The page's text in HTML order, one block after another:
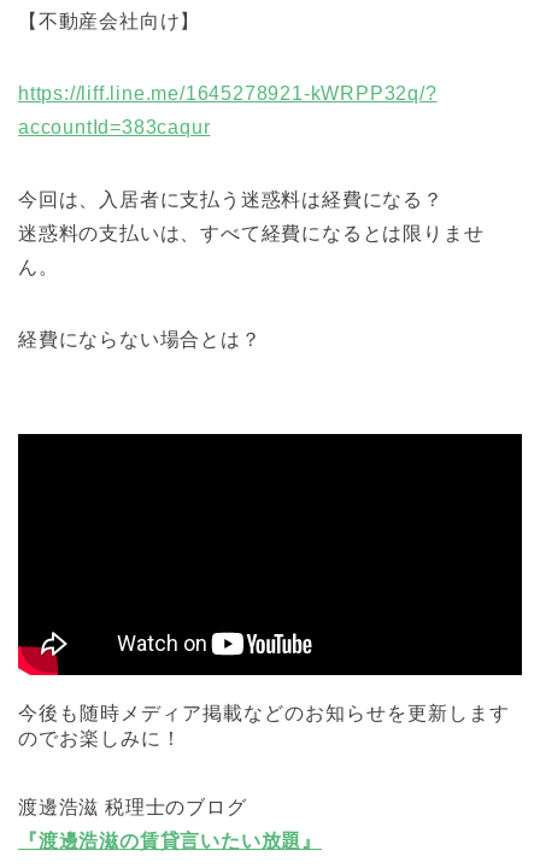
【不動産会社向け】
https://liff.line.me/1645278921-kWRPP32q/?
accountId=383caqur
今回は、入居者に支払う迷惑料は経費になる？
迷惑料の支払いは、すべて経費になるとは限りませ
ん。
経費にならない場合とは？
今後も随時メディア掲載などのお知らせを更新します
のでお楽しみに！
渡邊浩滋 税理士のブログ
『渡邊浩滋の賃貸言いたい放題』